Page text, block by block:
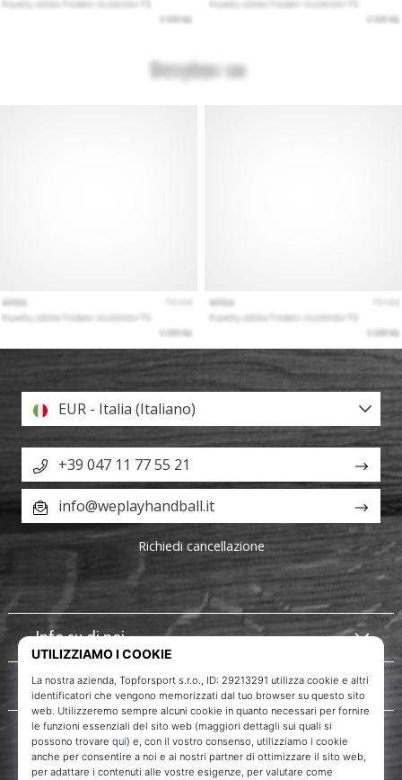
Info su di noi
Servizio clienti
EUR - Italia (Italiano)
+39 047 11 77 55 21
info@weplayhandball.it
Richiedi cancellazione